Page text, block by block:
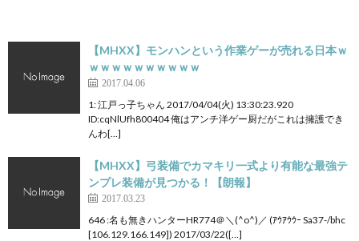
【MHXX】モンハンという作業ゲーが売れる日本ｗ
ｗｗｗｗｗｗｗｗｗｗ
2017.04.06
1: 江戸っ子ちゃん 2017/04/04(火) 13:30:23.920
ID:cqNlUfh800404 俺はアンチ洋ゲー厨だがこれは擁護でき
んわ[…]
【MHXX】弓装備でカマキリ一式より有能な最強テ
ンプレ装備が見つかる！【朗報】
2017.03.23
646 :名も無きハンターHR774＠＼(^o^)／ (ｱｳｱｳｳｰ Sa37-/bhc
[106.129.166.149]) 2017/03/22([…]